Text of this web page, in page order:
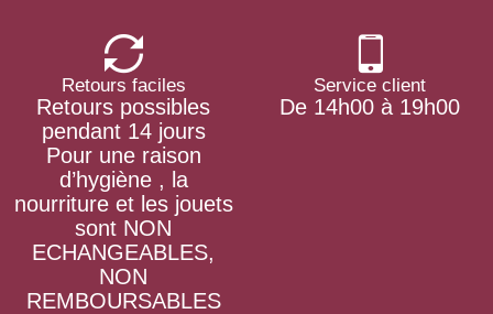
Retours faciles
Retours possibles
pendant 14 jours
Pour une raison
d’hygiène , la
nourriture et les jouets
sont NON
ECHANGEABLES,
NON
REMBOURSABLES
Service client
De 14h00 à 19h00